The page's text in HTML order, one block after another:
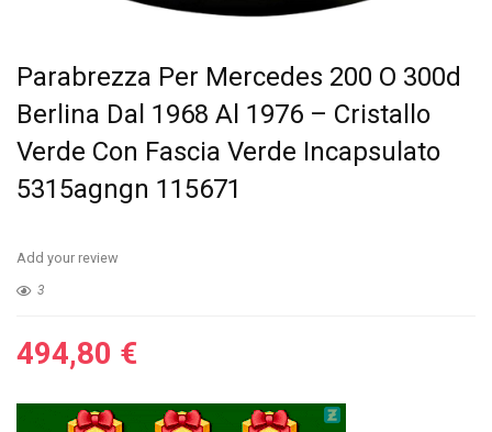
Parabrezza Per Mercedes 200 O 300d
Berlina Dal 1968 Al 1976 – Cristallo
Verde Con Fascia Verde Incapsulato
5315agngn 115671
Add your review
3
494,80 €